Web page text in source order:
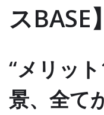
スBASE
“メリッ
景、全て